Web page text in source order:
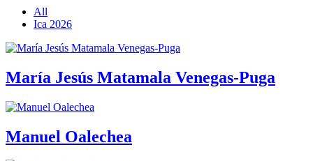
All
Ica 2026
María Jesús Matamala Venegas-Puga
Manuel Oalechea